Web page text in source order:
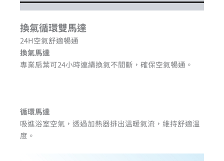
換氣循環雙馬達
24H空氣舒適暢通
換氣馬達
專業扇葉可24小時連續換氣不間斷，確保空氣暢通。
循環馬達
吸進浴室空氣，透過加熱器排出溫暖氣流，維持舒適溫
度。